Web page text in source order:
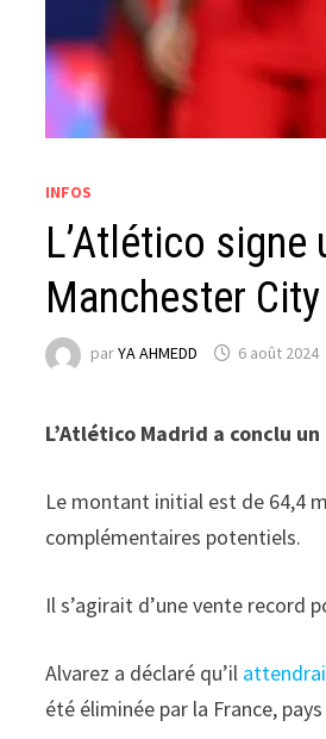
INFOS
L’Atlético
Manchester City
parYA AHMEDD 6 août 2024
L’Atlético Madrid a conclu
Le montant initial est de 64,4
complémentaires potentiels.
Il s’agirait d’une vente record
Alvarez a déclaré qu’il
été éliminée par la France,